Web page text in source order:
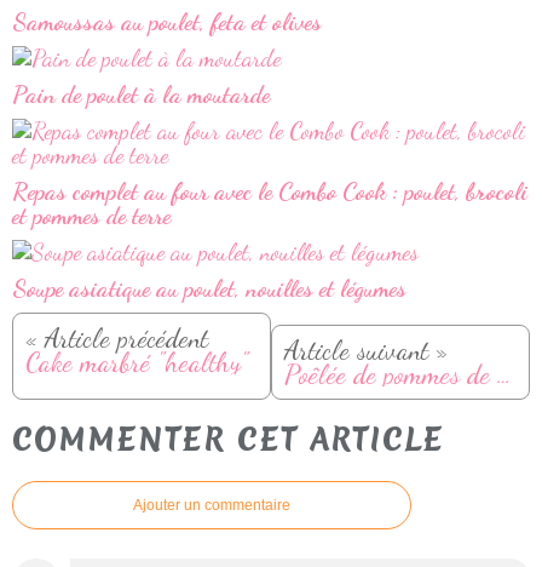
Samoussas au poulet, feta et olives
Pain de poulet à la moutarde
Repas complet au four avec le Combo Cook : poulet, brocoli
et pommes de terre
Soupe asiatique au poulet, nouilles et légumes
« Article précédent
Cake marbré "healthy" Article suivant »
Poêlée de pommes de terre, poireaux et saucisses fumées
COMMENTER CET ARTICLE
Ajouter un commentaire